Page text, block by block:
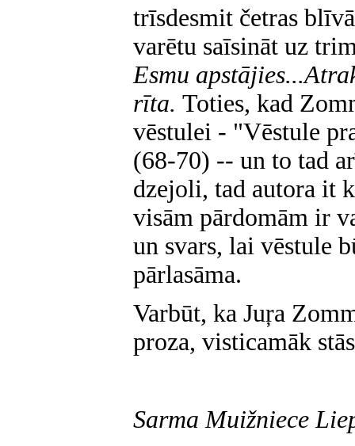
trīsdesmit četras
varētu saīsināt uz
Esmu
rīta. Toties, kad
vēstulei - "Vēstule
(68-70) -- un to tad
dzejoli, tad autora it
visām pārdomām ir
un svars, lai vēstule
pārlasāma.
Varbūt, ka Juŗa
proza, visticamāk
Sarma Muižniece